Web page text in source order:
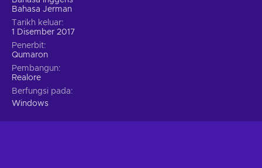
Bahasa Jerman
Tarikh keluar
1 Disember 2017
Penerbit
Qumaron
Pembangun
Realore
Berfungsi pada
Windows